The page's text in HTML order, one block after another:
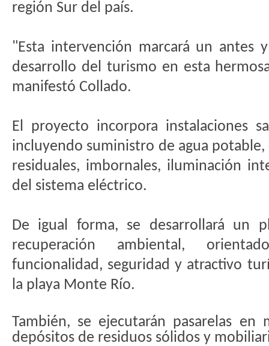
región Sur del país.
"Esta intervención marcará un antes
desarrollo del turismo en esta
manifestó Collado.
El proyecto incorpora instalaciones
incluyendo suministro de agua potable,
residuales, imbornales, iluminación
del sistema eléctrico.
De igual forma, se desarrollará un
recuperación ambiental,
funcionalidad, seguridad y atractivo
la playa Monte Río.
También, se ejecutarán pasarelas en
depósitos de residuos sólidos y